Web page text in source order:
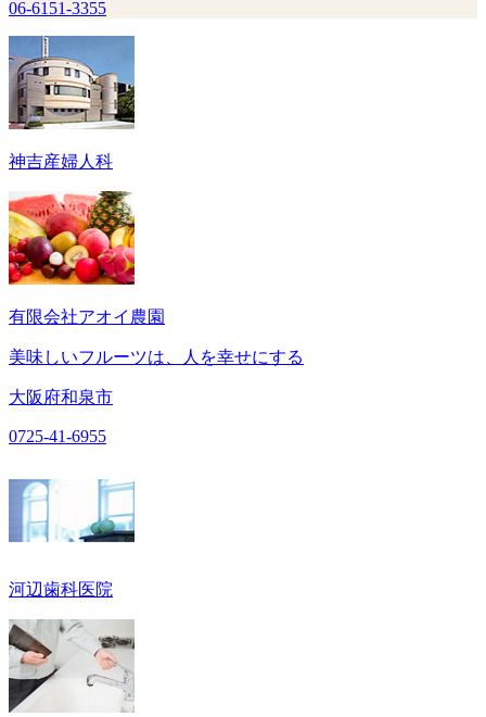
06-6151-3355
神吉産婦人科
有限会社アオイ農園
美味しいフルーツは、人を幸せにする
大阪府和泉市
0725-41-6955
河辺歯科医院